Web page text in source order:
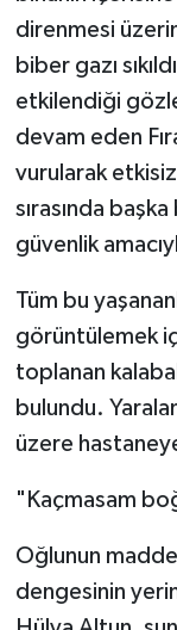
direnmesi
biber gazı
etkilendiği
devam eden
vurularak
sırasında
güvenlik
Tüm bu
görüntülemek
toplanan
bulundu.
üzere hastaneye
"Kaçmasam
Oğlunun madde
dengesinin